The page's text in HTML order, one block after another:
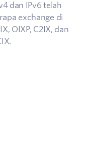
dan IPv6 telah
exchange di
OIXP, C2IX, dan